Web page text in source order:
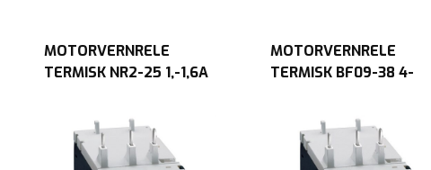
MOTORVERNRELE
TERMISK NR2-25 1,-1,6A
MOTORVERNRELE
TERMISK BF09-38 4-